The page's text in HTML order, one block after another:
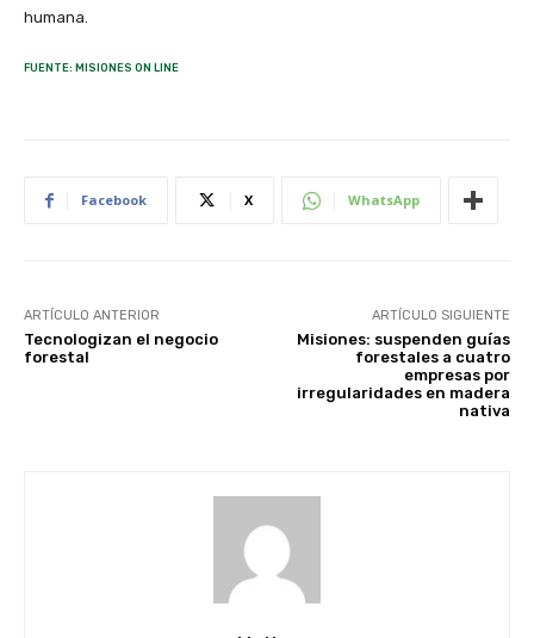
humana.
FUENTE: MISIONES ON LINE
Facebook X WhatsApp
ARTÍCULO ANTERIOR
Tecnologizan el negocio
forestal
ARTÍCULO SIGUIENTE
Misiones: suspenden guías
forestales a cuatro
empresas por
irregularidades en madera
nativa